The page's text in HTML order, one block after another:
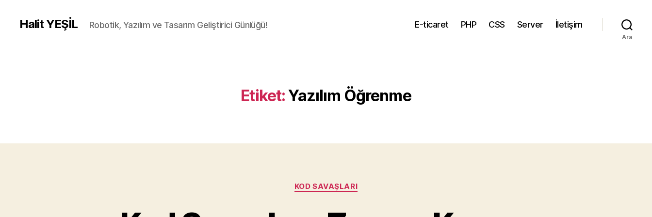
Halit YEŞİL Robotik, Yazılım ve Tasarım Geliştirici Günlüğü! E-ticaret PHP CSS Server İletişim
Ara
Etiket:Yazılım Öğrenme
Kategoriler
KOD SAVAŞLARI